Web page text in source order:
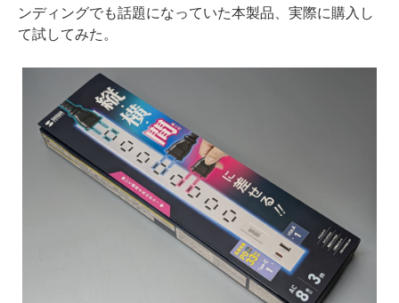
ンディングでも話題になっていた本製品、実際に購入し
て試してみた。